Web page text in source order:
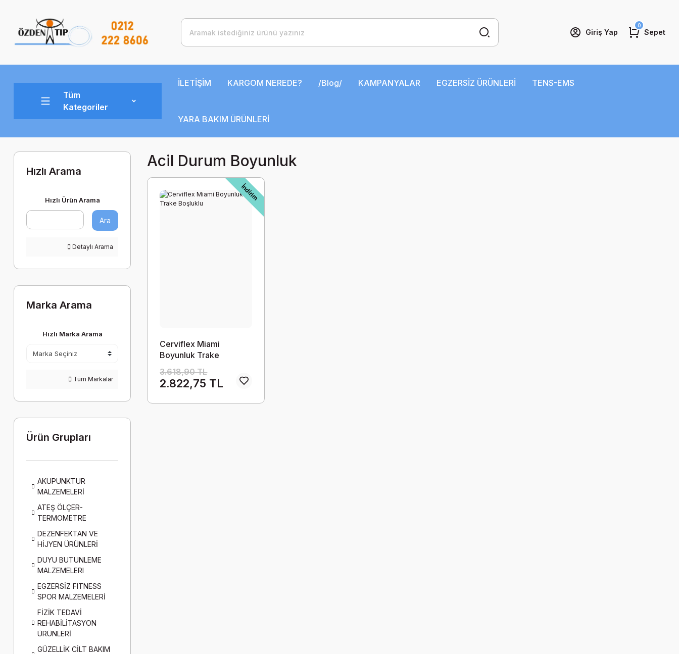
Giriş Yap Sepet
0
Tüm
Kategoriler
İLETİŞİM KARGOM NEREDE? /Blog/ KAMPANYALAR EGZERSİZ ÜRÜNLERİ TENS-EMS
YARA BAKIM ÜRÜNLERİ
Hızlı Arama
Hızlı Ürün Arama
Ara
Detaylı Arama
Marka Arama
Hızlı Marka Arama
Tüm Markalar
Ürün Grupları
AKUPUNKTUR
MALZEMELERİ
ATEŞ ÖLÇER-
TERMOMETRE
DEZENFEKTAN VE
HİJYEN ÜRÜNLERİ
DUYU BUTUNLEME
MALZEMELERI
EGZERSİZ FITNESS
SPOR MALZEMELERİ
FİZİK TEDAVİ
REHABİLİTASYON
ÜRÜNLERİ
GÜZELLİK CİLT BAKIM
Acil Durum Boyunluk
İndirim
Cerviflex Miami
Boyunluk Trake
3.618,90 TL
2.822,75 TL